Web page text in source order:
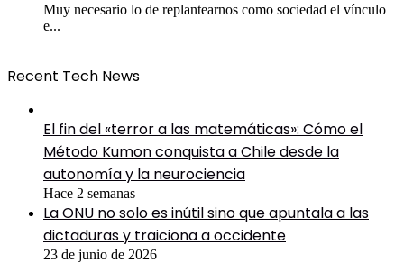
Muy necesario lo de replantearnos como sociedad el vínculo
e...
Recent Tech News
El fin del «terror a las matemáticas»: Cómo el
Método Kumon conquista a Chile desde la
autonomía y la neurociencia
Hace 2 semanas
La ONU no solo es inútil sino que apuntala a las
dictaduras y traiciona a occidente
23 de junio de 2026